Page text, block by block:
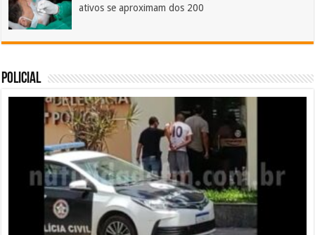
ativos se aproximam dos 200
POLICIAL